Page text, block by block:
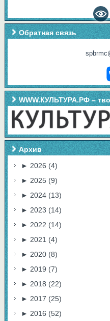
Обратная связь
WWW.КУЛЬТУРА.РФ –
Архив
► 2026 (4)
► 2025 (9)
► 2024 (13)
► 2023 (14)
► 2022 (14)
► 2021 (4)
► 2020 (8)
► 2019 (7)
► 2018 (22)
► 2017 (25)
► 2016 (52)